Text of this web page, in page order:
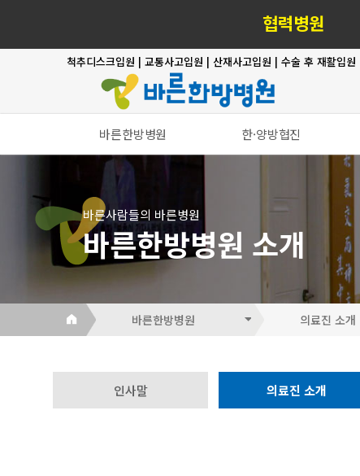
협력병원
척추디스크입원 | 교통사고입원 | 산재사고입원 | 수술 후 재활입원
바른한방병원 한·양방협진
인사말
진료안내
둘러보기
오시는길
비급여항목 안내
한·양방 치료의 장점
바른사람들의 바른병원
바른한방병원 소개
바른한방병원 의료진 소개
인사말 의료진 소개